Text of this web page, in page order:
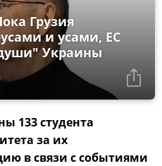
Грузия
и усами, ЕС
Украины
133 студента
за их
в связи с событиями